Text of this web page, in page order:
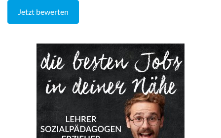
Jetzt bewerten